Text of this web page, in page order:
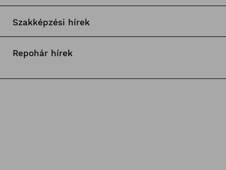
Szakképzési hírek
Repohár hírek